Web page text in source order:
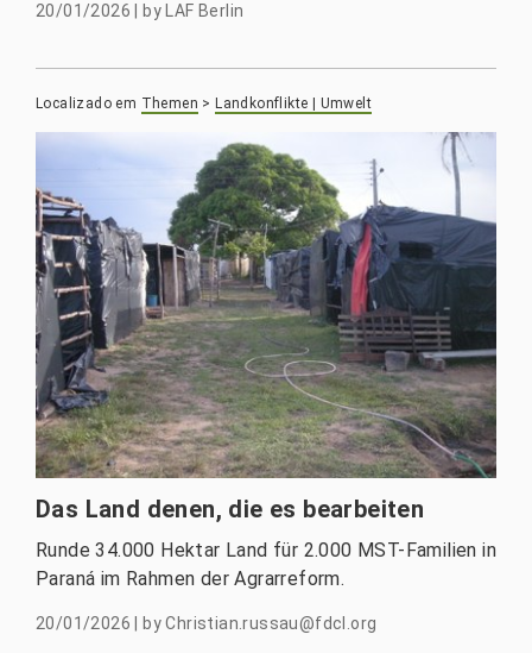
20/01/2026 by LAF Berlin
Localizado em Themen > Landkonflikte | Umwelt
Das Land denen, die es bearbeiten
Runde 34.000 Hektar Land für 2.000 MST-Familien in
Paraná im Rahmen der Agrarreform.
20/01/2026 byChristian.russau@fdcl.org